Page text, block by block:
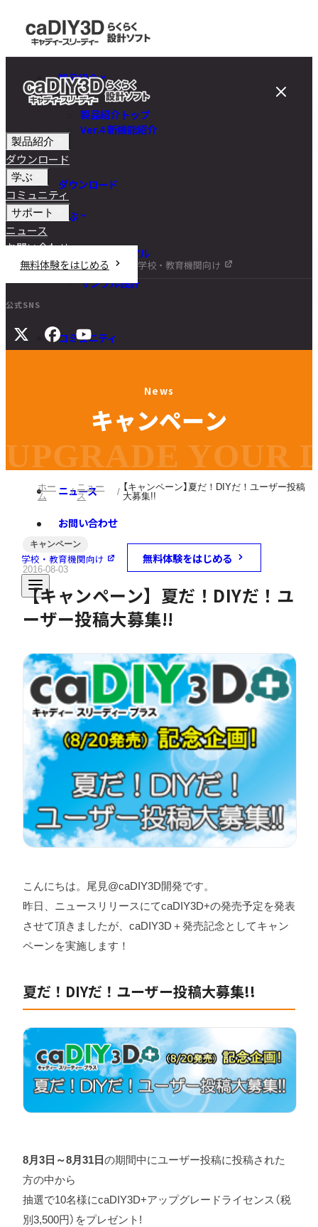
製品紹介
製品紹介トップ
Ver.4 新機能紹介
ダウンロード
学ぶ
チュートリアル
DIY講座
サンプル設計
コミュニティ
マニュアル
旧バージョンダウンロード
ニュース
お問い合わせ
学校・教育機関向け 無料体験をはじめる
製品紹介
ダウンロード
学ぶ
コミュニティ
サポート
ニュース
お問い合わせ
無料体験をはじめる
学校・教育機関向け
公式SNS
News
キャンペーン
UPGRADE YOUR
ホー
ム
ニュー
ス
【キャンペーン】夏だ！DIYだ！ユーザー投稿
大募集!!
キャンペーン
2016-08-03
【キャンペーン】夏だ！DIYだ！ユ
ーザー投稿大募集!!
こんにちは。尾見@caDIY3D開発です。
昨日、ニュースリリースにてcaDIY3D+の発売予定を発表
させて頂きましたが、caDIY3D＋発売記念としてキャン
ペーンを実施します！
夏だ！DIYだ！ユーザー投稿大募集!!
8月3日～8月31日の期間中にユーザー投稿に投稿された
方の中から
抽選で10名様にcaDIY3D+アップグレードライセンス（税
別3,500円）をプレゼント!